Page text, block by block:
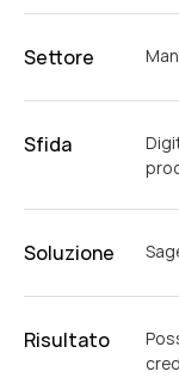
Settore
Sfida
Soluzione
Risultato